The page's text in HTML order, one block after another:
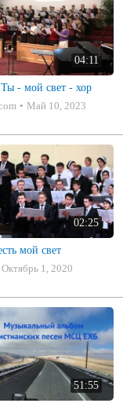
04:11
- мой свет - хор
Май 10, 2023
02:25
мой свет
Октябрь 1, 2020
51:55